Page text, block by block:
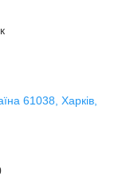
61038, Харків,